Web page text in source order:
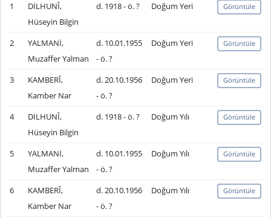
1
DİLHUNÎ,
Hüseyin Bilgin
d. 1918 - ö. ? Doğum Yeri Görüntüle
2
YALMANİ,
Muzaffer Yalman
d. 10.01.1955
- ö. ?
Doğum Yeri Görüntüle
3
KAMBERÎ,
Kamber Nar
d. 20.10.1956
- ö. ?
Doğum Yeri Görüntüle
4
DİLHUNÎ,
Hüseyin Bilgin
d. 1918 - ö. ? Doğum Yılı Görüntüle
5
YALMANİ,
Muzaffer Yalman
d. 10.01.1955
- ö. ?
Doğum Yılı Görüntüle
6
KAMBERÎ,
Kamber Nar
d. 20.10.1956
- ö. ?
Doğum Yılı Görüntüle